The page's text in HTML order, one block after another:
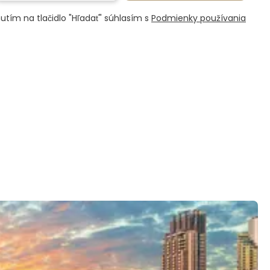
na tlačidlo "Hľadať" súhlasím s Podmienky používania